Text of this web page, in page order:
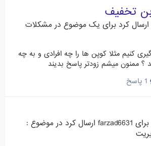
تخفیف
کرد برای یک موضوع در مشکلات
کنیم مثلا کوپن ها را چه افرادی و به چه
؟ ممنون میشم زودتر پاسخ بدیند
farzad6631 ارسال کرد در موضوع :